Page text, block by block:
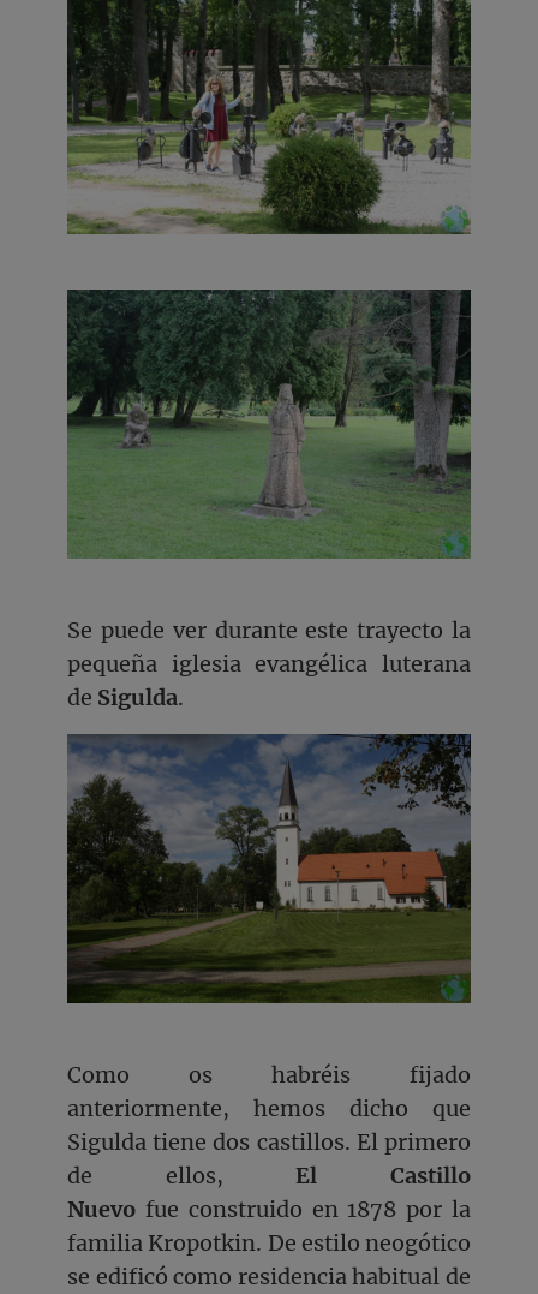
Se puede ver durante este trayecto la
pequeña iglesia evangélica luterana
de Sigulda.
Como os habréis fijado
anteriormente, hemos dicho que
Sigulda tiene dos castillos. El primero
de ellos,El Castillo
Nuevo fue construido en 1878 por la
familia Kropotkin. De estilo neogótico
se edificó como residencia habitual de